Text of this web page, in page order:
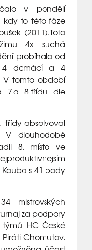
v pondělí
kdy to této fáze
(2011).Toto
4x suchá
probíhalo od
4 domácí a 4
V tomto období
7.a 8.třídu dle
třídy absolvoval
V dlouhodobé
8. místo ve
s 41 body
mistrovských
za podpory
HC České
Chomutov.